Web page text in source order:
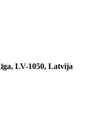
LV-1050, Latvija